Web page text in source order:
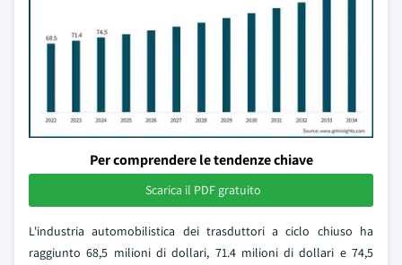
Per comprendere le tendenze chiave
Scarica il PDF gratuito
L'industria automobilistica dei trasduttori a ciclo chiuso ha
raggiunto 68,5 milioni di dollari, 71.4 milioni di dollari e 74,5